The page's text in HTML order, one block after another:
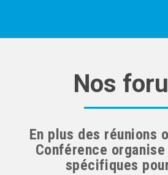
Nos
En plus des
Conférence
spécifiques